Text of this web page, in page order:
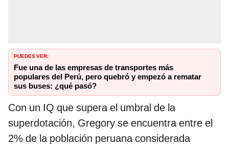
PUEDES VER:
Fue una de las empresas de transportes más
populares del Perú, pero quebró y empezó a rematar
sus buses: ¿qué pasó?
Con un IQ que supera el umbral de la
superdotación, Gregory se encuentra entre el
2% de la población peruana considerada